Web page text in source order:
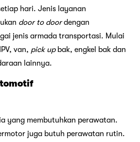
hari. Jenis layanan
door to doordengan
jenis armada transportasi. Mulai
van, pick upbak, engkel bak dan
lainnya.
yang membutuhkan perawatan.
juga butuh perawatan rutin.